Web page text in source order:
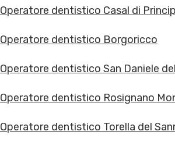
Operatore dentistico Casal di
Operatore dentistico Borgoricco
Operatore dentistico San Daniele
Operatore dentistico Rosignano
Operatore dentistico Torella del